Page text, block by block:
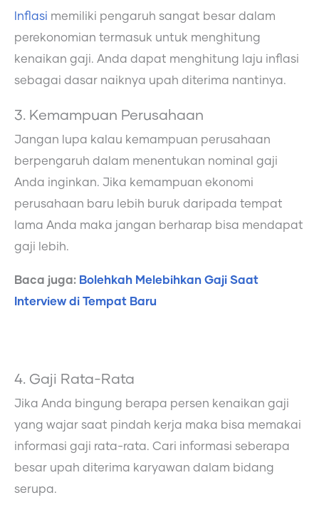
Inflasi memiliki pengaruh sangat besar dalam
perekonomian termasuk untuk menghitung
kenaikan gaji. Anda dapat menghitung laju inflasi
sebagai dasar naiknya upah diterima nantinya.
3. Kemampuan Perusahaan
Jangan lupa kalau kemampuan perusahaan
berpengaruh dalam menentukan nominal gaji
Anda inginkan. Jika kemampuan ekonomi
perusahaan baru lebih buruk daripada tempat
lama Anda maka jangan berharap bisa mendapat
gaji lebih.
Baca juga: Bolehkah Melebihkan Gaji Saat
Interview di Tempat Baru
4. Gaji Rata-Rata
Jika Anda bingung berapa persen kenaikan gaji
yang wajar saat pindah kerja maka bisa memakai
informasi gaji rata-rata. Cari informasi seberapa
besar upah diterima karyawan dalam bidang
serupa.